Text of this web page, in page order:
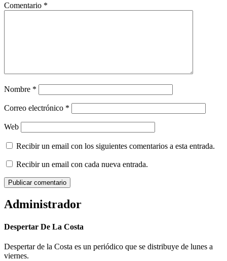
Comentario *
Nombre *
Correo electrónico *
Web
Recibir un email con los siguientes comentarios a esta entrada.
Recibir un email con cada nueva entrada.
Administrador
Despertar De La Costa
Despertar de la Costa es un periódico que se distribuye de lunes a
viernes.